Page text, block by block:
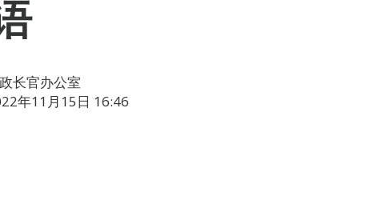
长官办公室
年11月15日 16:46